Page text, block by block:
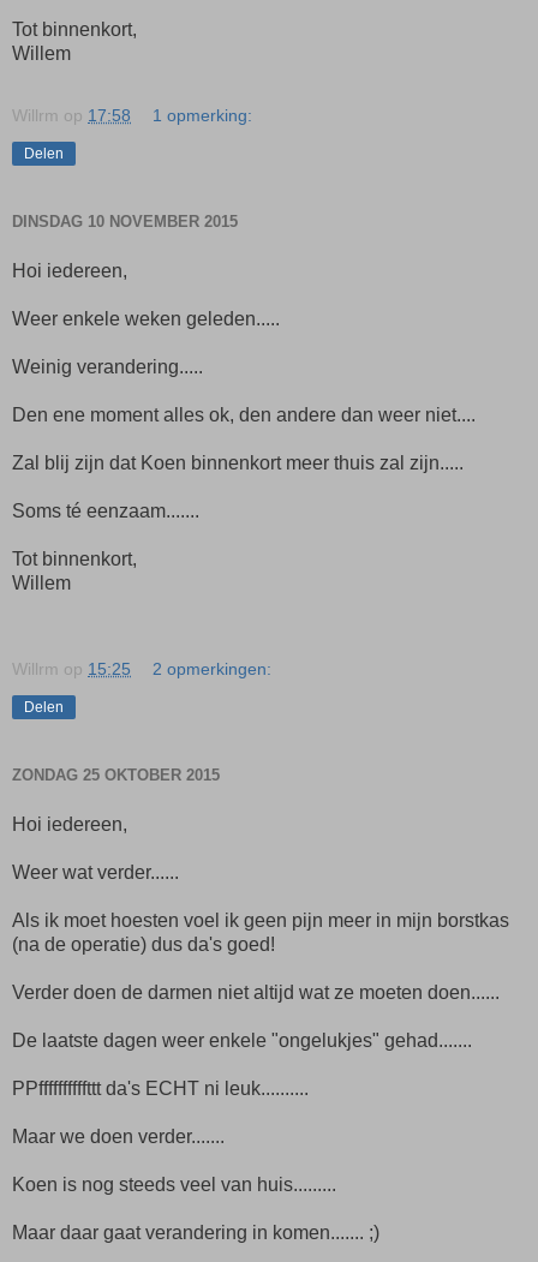
Tot binnenkort,
Willem
Willrm op 17:58 1 opmerking:
Delen
DINSDAG 10 NOVEMBER 2015
Hoi iedereen,
Weer enkele weken geleden.....
Weinig verandering.....
Den ene moment alles ok, den andere dan weer niet....
Zal blij zijn dat Koen binnenkort meer thuis zal zijn.....
Soms té eenzaam.......
Tot binnenkort,
Willem
Willrm op 15:25 2 opmerkingen:
Delen
ZONDAG 25 OKTOBER 2015
Hoi iedereen,
Weer wat verder......
Als ik moet hoesten voel ik geen pijn meer in mijn borstkas
(na de operatie) dus da's goed!
Verder doen de darmen niet altijd wat ze moeten doen......
De laatste dagen weer enkele "ongelukjes" gehad.......
PPffffffffffttt da's ECHT ni leuk..........
Maar we doen verder.......
Koen is nog steeds veel van huis.........
Maar daar gaat verandering in komen....... ;)